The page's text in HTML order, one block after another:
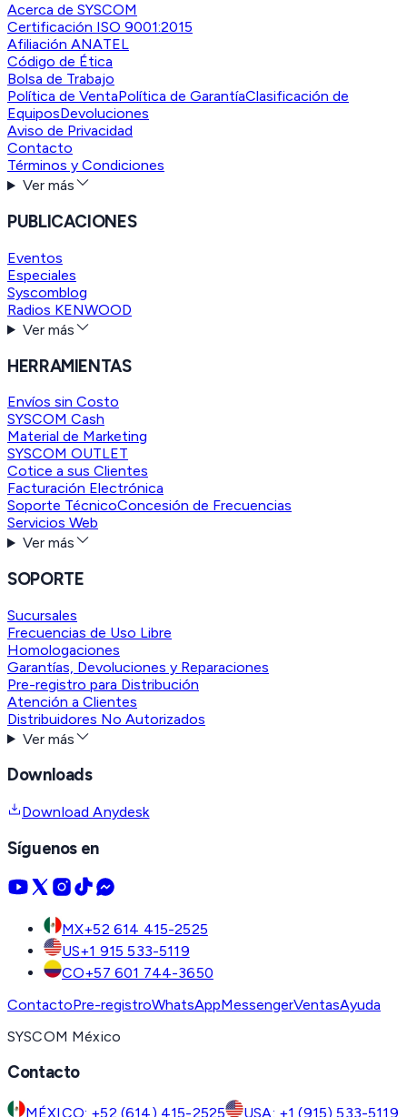
Acerca de SYSCOM
Certificación ISO 9001:2015
Afiliación ANATEL
Código de Ética
Bolsa de Trabajo
Política de VentaPolítica de GarantíaClasificación de
EquiposDevoluciones
Aviso de Privacidad
Contacto
Términos y Condiciones
Ver más
PUBLICACIONES
Eventos
Especiales
Syscomblog
Radios KENWOOD
Ver más
HERRAMIENTAS
Envíos sin Costo
SYSCOM Cash
Material de Marketing
SYSCOM OUTLET
Cotice a sus Clientes
Facturación Electrónica
Soporte TécnicoConcesión de Frecuencias
Servicios Web
Ver más
SOPORTE
Sucursales
Frecuencias de Uso Libre
Homologaciones
Garantías, Devoluciones y Reparaciones
Pre-registro para Distribución
Atención a Clientes
Distribuidores No Autorizados
Ver más
Downloads
Download Anydesk
Síguenos en
MX+52 614 415-2525
US+1 915 533-5119
CO+57 601 744-3650
ContactoPre-registroWhatsAppMessengerVentasAyuda
SYSCOM México
Contacto
MÉXICO: +52 (614) 415-2525 USA: +1 (915) 533-5119